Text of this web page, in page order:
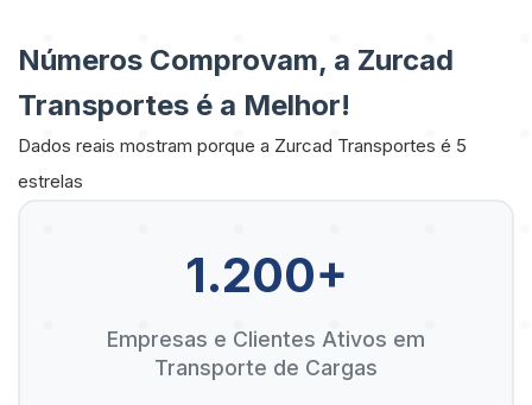
Números Comprovam, a Zurcad
Transportes é a Melhor!
Dados reais mostram porque a Zurcad Transportes é 5
estrelas
1.200+
Empresas e Clientes Ativos em
Transporte de Cargas